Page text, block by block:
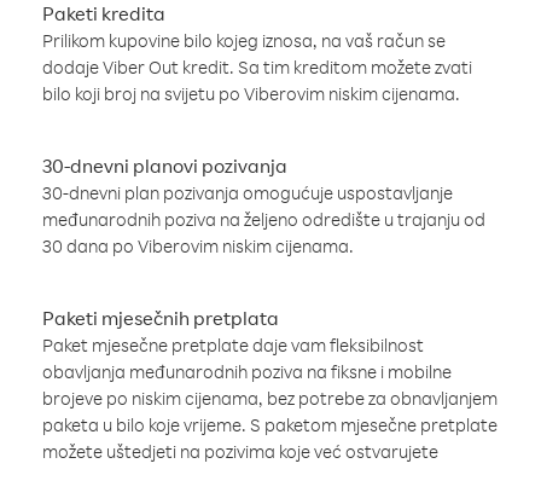
Paketi kredita
Prilikom kupovine bilo kojeg iznosa, na vaš račun se
dodaje Viber Out kredit. Sa tim kreditom možete zvati
bilo koji broj na svijetu po Viberovim niskim cijenama.
30-dnevni planovi pozivanja
30-dnevni plan pozivanja omogućuje uspostavljanje
međunarodnih poziva na željeno odredište u trajanju od
30 dana po Viberovim niskim cijenama.
Paketi mjesečnih pretplata
Paket mjesečne pretplate daje vam fleksibilnost
obavljanja međunarodnih poziva na fiksne i mobilne
brojeve po niskim cijenama, bez potrebe za obnavljanjem
paketa u bilo koje vrijeme. S paketom mjesečne pretplate
možete uštedjeti na pozivima koje već ostvarujete